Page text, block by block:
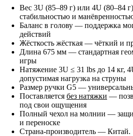
Вес 3U (85–89 г) или 4U (80–84
стабильностью и
Баланс в голову — поддержка
действий
Жёсткость жёсткая — чёткий и
Длина 675 мм — стандартная
игры
Натяжение 3U ≤ 31 lbs до 14 кг,
допустимая нагрузка на струны
Размер ручки G5 —
Поставляется без натяжки —
под свои ощущения
Полный чехол на молнии —
и переноске
Страна-производитель — Китай.